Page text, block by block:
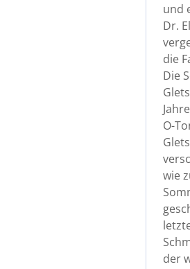
und
Dr.
die
Die
O-
wie
der